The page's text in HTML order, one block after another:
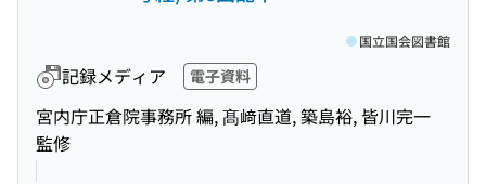
記録メディア 電子資料
宮内庁正倉院事務所 編, 髙﨑直道, 築島裕, 皆川完一
監修
国立国会図書館